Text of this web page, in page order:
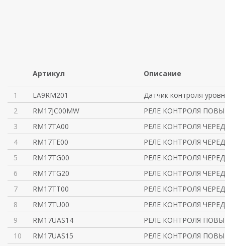
Артикул Описание
1 LA9RM201
Датчик контроля
2
RM17JC00MW
РЕЛЕ КОНТРОЛЯ
3
RM17TA00
РЕЛЕ КОНТРОЛЯ
4
RM17TE00
РЕЛЕ КОНТРОЛЯ
5
RM17TG00
РЕЛЕ КОНТРОЛЯ
6
RM17TG20
РЕЛЕ КОНТРОЛЯ
7
RM17TT00
РЕЛЕ КОНТРОЛЯ
8
RM17TU00
РЕЛЕ КОНТРОЛЯ
9
RM17UAS14
РЕЛЕ КОНТРОЛЯ
10
RM17UAS15
РЕЛЕ КОНТРОЛЯ